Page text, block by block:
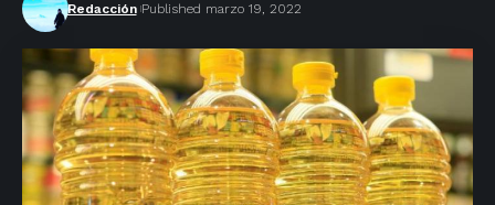
Redacción Published marzo 19, 2022